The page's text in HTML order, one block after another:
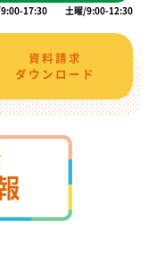
9:00-17:30 土曜 9:00-12:30
資料請求
ダウンロード